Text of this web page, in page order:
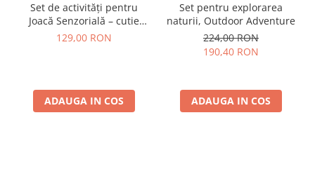
Set de activități pentru
Joacă Senzorială – cutie
multi-senzorială
129,00 RON
ADAUGA IN COS
Set pentru explorarea
naturii, Outdoor Adventure
224,00 RON
190,40 RON
ADAUGA IN COS